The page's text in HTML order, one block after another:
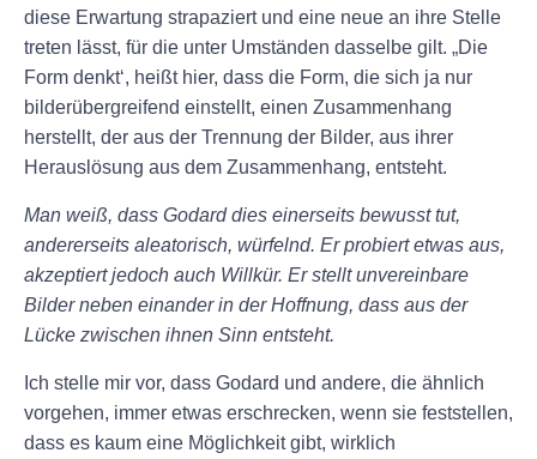
diese Erwartung strapaziert und eine neue an ihre Stelle
treten lässt, für die unter Umständen dasselbe gilt. „Die
Form denkt‘, heißt hier, dass die Form, die sich ja nur
bilderübergreifend einstellt, einen Zusammenhang
herstellt, der aus der Trennung der Bilder, aus ihrer
Herauslösung aus dem Zusammenhang, entsteht.
Man weiß, dass Godard dies einerseits bewusst tut,
andererseits aleatorisch, würfelnd. Er probiert etwas aus,
akzeptiert jedoch auch Willkür. Er stellt unvereinbare
Bilder neben einander in der Hoffnung, dass aus der
Lücke zwischen ihnen Sinn entsteht.
Ich stelle mir vor, dass Godard und andere, die ähnlich
vorgehen, immer etwas erschrecken, wenn sie feststellen,
dass es kaum eine Möglichkeit gibt, wirklich